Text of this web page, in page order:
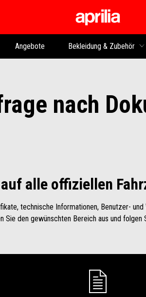
Angebote Bekleidung & Zubehör
nach
alle offiziellen
technische Informationen, Benutzer-
Sie den gewünschten Bereich aus und